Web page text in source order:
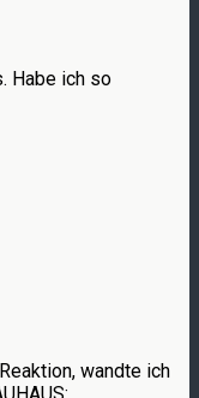
Habe ich so
wandte ich